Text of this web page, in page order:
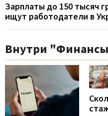
Зарплаты до 150 тысяч
ищут работодатели в
Внутри